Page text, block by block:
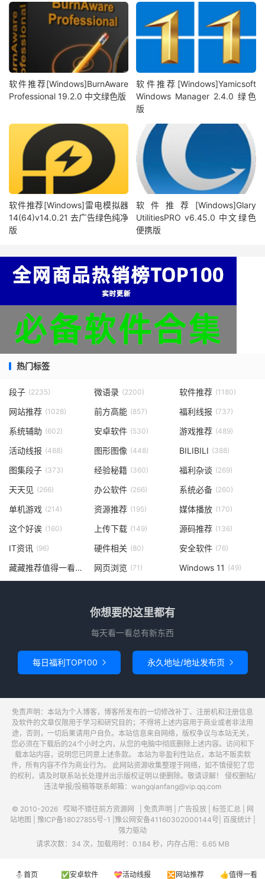
软件推荐[Windows]BurnAware
Professional 19.2.0 中文绿色版
软件推荐[Windows]Yamicsoft
Windows Manager 2.4.0 绿色
版
软件推荐[Windows]雷电模拟器
14(64)v14.0.21 去广告绿色纯净
版
软件推荐[Windows]Glary
UtilitiesPRO v6.45.0 中文绿色
便携版
热门标签
段子 (2235) 微语录 (2200) 软件推荐 (1180)
网站推荐 (1028) 前方高能 (857) 福利线报 (737)
系统辅助 (602) 安卓软件 (530) 游戏推荐 (489)
活动线报 (488) 图形图像 (448) BILIBILI (388)
图集段子 (373) 经验秘籍 (360) 福利杂谈 (269)
天天见 (266) 办公软件 (266) 系统必备 (260)
单机游戏 (214) 资源推荐 (195) 媒体播放 (170)
这个好诶 (160) 上传下载 (149) 源码推荐 (136)
IT资讯 (96) 硬件相关 (80) 安全软件 (76)
藏藏推荐值得一看(73) 网页浏览 (71) Windows 11 (49)
你想要的这里都有
每天看一看总有新东西
每日福利TOP100  永久地址/地址发布页 
免责声明：本站为个人博客，博客所发布的一切修改补丁、注册机和注册信息
及软件的文章仅限用于学习和研究目的；不得将上述内容用于商业或者非法用
途，否则，一切后果请用户自负。本站信息来自网络，版权争议与本站无关，
您必须在下载后的24个小时之内，从您的电脑中彻底删除上述内容。访问和下
载本站内容，说明您已同意上述条款。 本站为非盈利性站点，本站不贩卖软
件，所有内容不作为商业行为。 此网站资源收集整理于网络，如不慎侵犯了您
的权利，请及时联系站长处理并出示版权证明以便删除。敬请谅解！ 侵权删帖/
违法举报/投稿等联系邮箱：wangqianfang@vip.qq.com
© 2010-2026 哎呦不错往前方资源网 免责声明 广告投放| 标签汇总|
网
站地图
豫ICP备18027855号-1 豫公网安备41160302000144号 百度统计|
强力驱动
请求次数：34 次，加载用时：0.184 秒，内存占用：6.65 MB
⛄首页 ✅安卓软件 💝活动线报 🔀网站推荐 👍值得一看